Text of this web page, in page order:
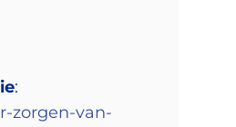
:
zorgen-van-